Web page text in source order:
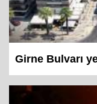
Girne Bulvarı